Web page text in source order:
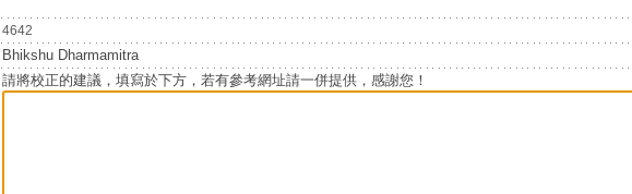
4642
Bhikshu Dharmamitra
請將校正的建議，填寫於下方，若有參考網址請一併提供，感謝您！